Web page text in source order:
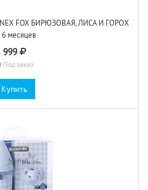
FOX БИРЮЗОВАЯ, ЛИСА И ГОРОХ
6 месяцев
999
Под заказ
Купить